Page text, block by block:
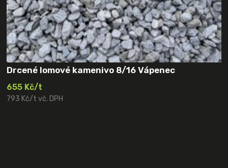
Drcené lomové kamenivo 8/16 Vápenec
655 Kč/t
793 Kč/t vč. DPH